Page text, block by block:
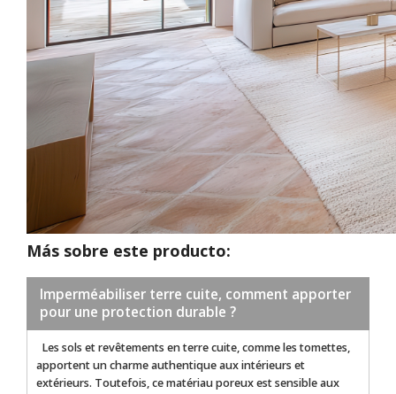
Más sobre este producto:
Imperméabiliser terre cuite, comment apporter
pour une protection durable ?
Les sols et revêtements en terre cuite, comme les tomettes,
apportent un charme authentique aux intérieurs et
extérieurs. Toutefois, ce matériau poreux est sensible aux